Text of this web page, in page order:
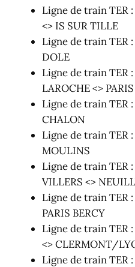
Ligne de train TER
<> IS SUR TILLE
Ligne de train TER
DOLE
Ligne de train TER
LAROCHE <>
Ligne de train TER
CHALON
Ligne de train TER
MOULINS
Ligne de train TER
VILLERS <>
Ligne de train TER :
PARIS BERCY
Ligne de train TER
<> CLERMONT/
Ligne de train TER